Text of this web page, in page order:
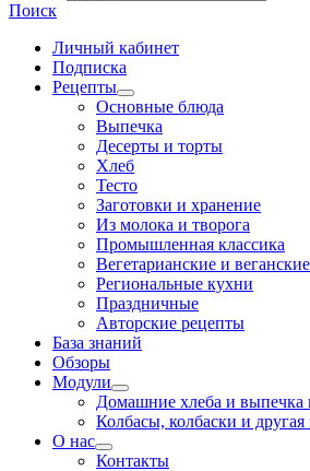
Поиск
Личный кабинет
Подписка
Рецепты
Основные блюда
Выпечка
Десерты и торты
Хлеб
Тесто
Заготовки и хранение
Из молока и творога
Промышленная классика
Вегетарианские и веганские
Региональные кухни
Праздничные
Авторские рецепты
База знаний
Обзоры
Модули
Домашние хлеба и выпечка
Колбасы, колбаски и
О нас
Контакты